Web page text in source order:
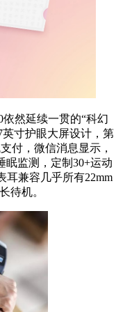
然延续一贯的“科幻
寸护眼大屏设计，第
付，微信消息显示，
眠监测，定制30+运动
耳兼容几乎所有22mm
待机。